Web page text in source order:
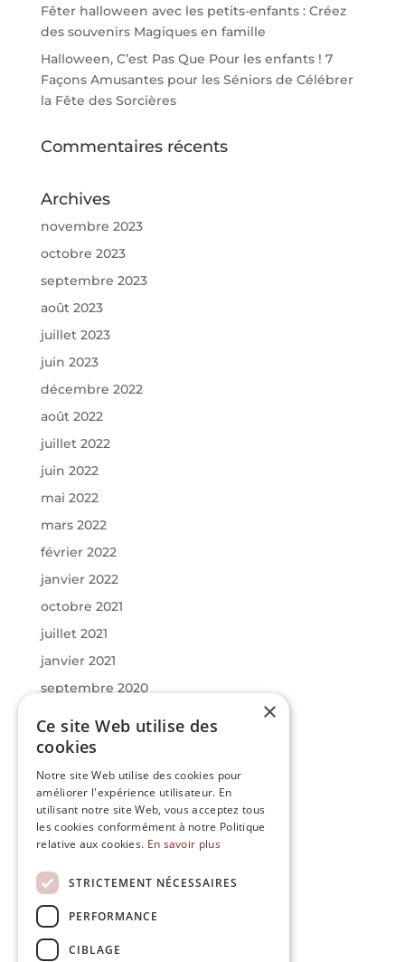
Fêter halloween avec les petits-enfants : Créez
des souvenirs Magiques en famille
Halloween, C’est Pas Que Pour les enfants ! 7
Façons Amusantes pour les Séniors de Célébrer
la Fête des Sorcières
Commentaires récents
Archives
novembre 2023
octobre 2023
septembre 2023
août 2023
juillet 2023
juin 2023
décembre 2022
août 2022
juillet 2022
juin 2022
mai 2022
mars 2022
février 2022
janvier 2022
octobre 2021
juillet 2021
janvier 2021
septembre 2020
mars 2020
janvier 2020
Catégories
Actualités
Infos
Uncategorized
Méta
×
Ce site Web utilise des
cookies
Notre site Web utilise des cookies pour
améliorer l'expérience utilisateur. En
utilisant notre site Web, vous acceptez tous
les cookies conformément à notre Politique
relative aux cookies. En savoir plus
STRICTEMENT NÉCESSAIRES
PERFORMANCE
CIBLAGE